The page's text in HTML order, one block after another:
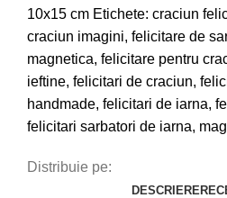
10x15 cm Etichete: craciun
craciun imagini, felicitare de
magnetica, felicitare pentru
ieftine, felicitari de craciun,
handmade, felicitari de iarna,
felicitari sarbatori de iarna,
Distribuie pe:
DESCRIERE